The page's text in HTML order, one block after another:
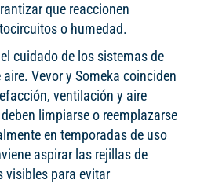
que reaccionen
o humedad.
cuidado de los sistemas de
Vevor y Someka coinciden
ventilación y aire
limpiarse o reemplazarse
en temporadas de uso
aspirar las rejillas de
visibles para evitar